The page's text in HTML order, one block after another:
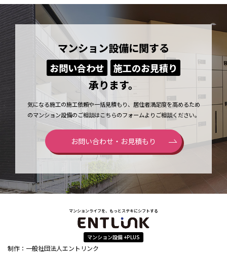
マンション設備に関する
お問い合わせ 施工のお見積り
承ります。
気になる施工の施工依頼や一括見積もり、居住者満足度を高めるため
のマンション設備のご相談はこちらのフォームよりご相談ください。
お問い合わせ・お見積もり
マンションライフを、もっとステキにシフトする
マンション設備 +PLUS
制作：一般社団法人エントリンク